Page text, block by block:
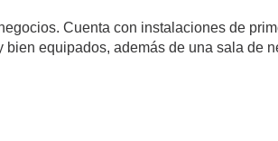
Cuenta con instalaciones de
equipados, además de una sala de